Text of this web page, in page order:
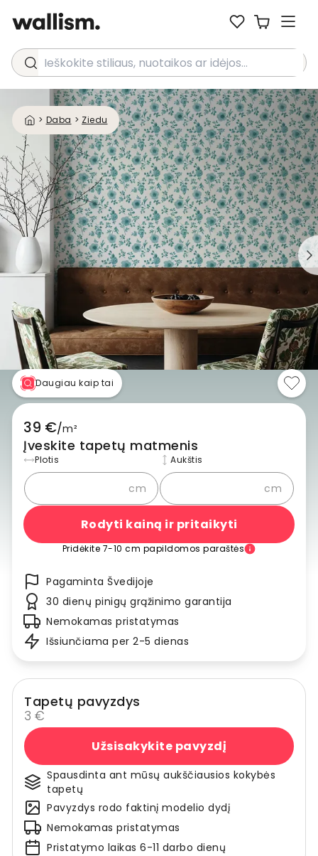
Ieškokite stiliaus, nuotaikos ar idėjos...
> Daba > Ziedu
Daugiau kaip tai
39 €/m²
Įveskite tapetų matmenis
Plotis
cm
Aukštis
cm
Rodyti kainą ir pritaikyti
Pridėkite 7-10 cm papildomos paraštės
Pagaminta Švedijoje
30 dienų pinigų grąžinimo garantija
Nemokamas pristatymas
Išsiunčiama per 2-5 dienas
Tapetų pavyzdys
3 €
Užsisakykite pavyzdį
Spausdinta ant mūsų aukščiausios kokybės
tapetų
Pavyzdys rodo faktinį modelio dydį
Nemokamas pristatymas
Pristatymo laikas 6-11 darbo dienų